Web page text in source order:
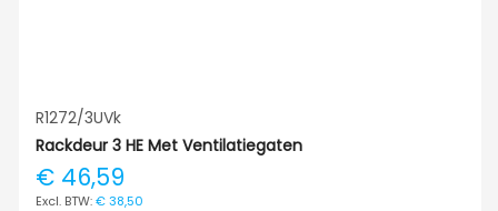
R1272/3UVk
Rackdeur 3 HE Met Ventilatiegaten
€ 46,59
€ 38,50